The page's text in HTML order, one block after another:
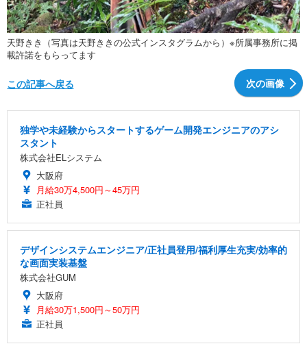
天野きき（写真は天野ききの公式インスタグラムから）※所属事務所に掲
載許諾をもらってます
次の画像
この記事へ戻る
独学や未経験からスタートするゲーム開発エンジニアのアシ
スタント
株式会社ELシステム
大阪府
月給30万4,500円～45万円
正社員
デザインシステムエンジニア/正社員登用/福利厚生充実/効率的
な画面実装基盤
株式会社GUM
大阪府
月給30万1,500円～50万円
正社員